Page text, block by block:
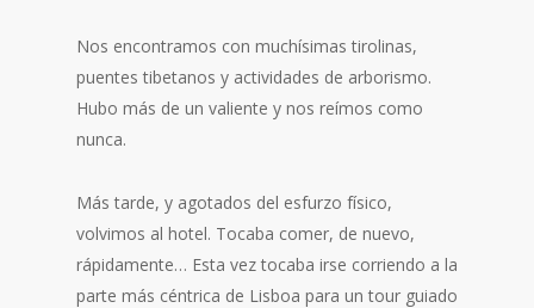
Nos encontramos con muchísimas tirolinas,
puentes tibetanos y actividades de arborismo.
Hubo más de un valiente y nos reímos como
nunca.
Más tarde, y agotados del esfurzo físico,
volvimos al hotel. Tocaba comer, de nuevo,
rápidamente… Esta vez tocaba irse corriendo a la
parte más céntrica de Lisboa para un tour guiado